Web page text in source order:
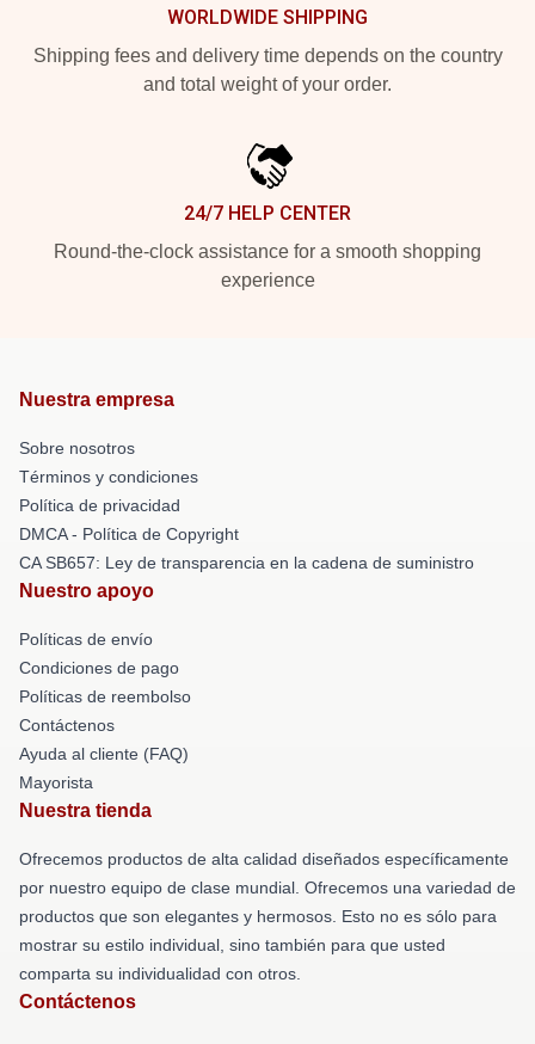
WORLDWIDE SHIPPING
Shipping fees and delivery time depends on the country
and total weight of your order.
24/7 HELP CENTER
Round-the-clock assistance for a smooth shopping
experience
Nuestra empresa
Sobre nosotros
Términos y condiciones
Política de privacidad
DMCA - Política de Copyright
CA SB657: Ley de transparencia en la cadena de suministro
Nuestro apoyo
Políticas de envío
Condiciones de pago
Políticas de reembolso
Contáctenos
Ayuda al cliente (FAQ)
Mayorista
Nuestra tienda
Ofrecemos productos de alta calidad diseñados específicamente
por nuestro equipo de clase mundial. Ofrecemos una variedad de
productos que son elegantes y hermosos. Esto no es sólo para
mostrar su estilo individual, sino también para que usted
comparta su individualidad con otros.
Contáctenos